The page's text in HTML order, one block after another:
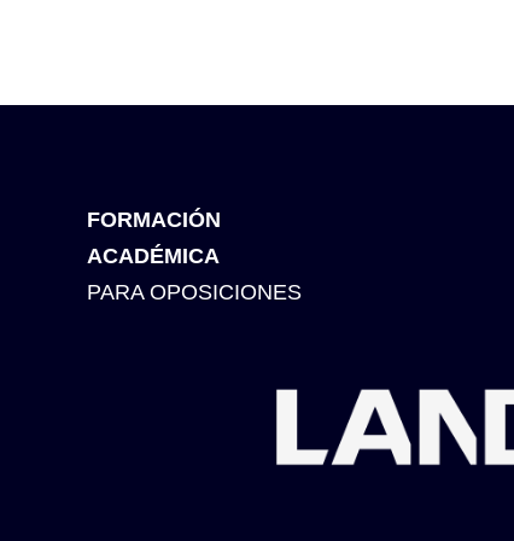
FORMACIÓN
ACADÉMICA
PARA OPOSICIONES